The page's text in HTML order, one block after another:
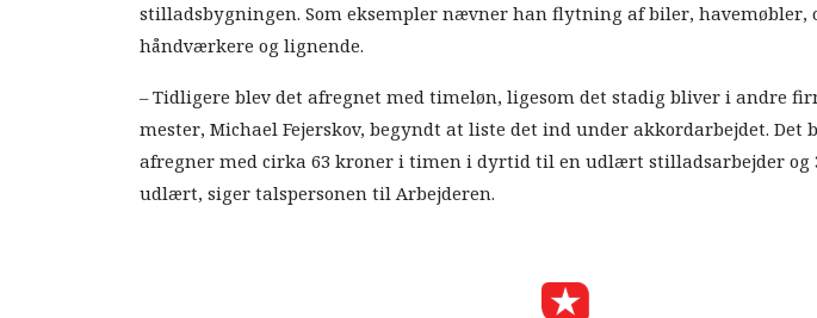
stilladsbygningen. Som eksempler nævner han flytning af biler, havemøbler,
håndværkere og lignende.
– Tidligere blev det afregnet med timeløn, ligesom det stadig bliver i andre
mester, Michael Fejerskov, begyndt at liste det ind under akkordarbejdet. Det
afregner med cirka 63 kroner i timen i dyrtid til en udlært stilladsarbejder og
udlært, siger talspersonen til Arbejderen.